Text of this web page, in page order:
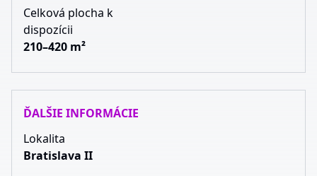
Celková plocha k
dispozícii
210–420 m²
ĎALŠIE INFORMÁCIE
Lokalita
Bratislava II